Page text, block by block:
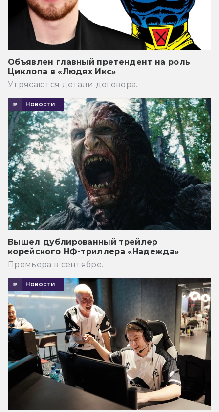
Объявлен главный претендент на роль
Циклопа в «Людях Икс»
Утрясаются детали договора.
Новости
Вышел дублированный трейлер
корейского НФ-триллера «Надежда»
Премьера в сентябре.
Новости